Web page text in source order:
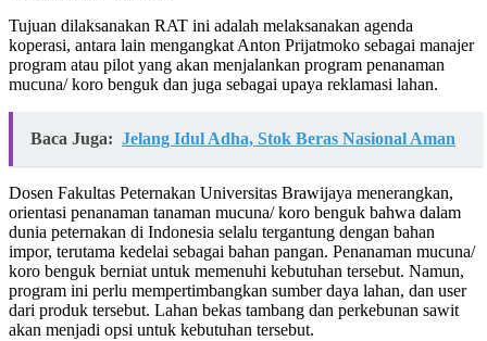
Tujuan dilaksanakan RAT ini adalah melaksanakan agenda
koperasi, antara lain mengangkat Anton Prijatmoko sebagai manajer
program atau pilot yang akan menjalankan program penanaman
mucuna/ koro benguk dan juga sebagai upaya reklamasi lahan.
Baca Juga: Jelang Idul Adha, Stok Beras Nasional Aman
Dosen Fakultas Peternakan Universitas Brawijaya menerangkan,
orientasi penanaman tanaman mucuna/ koro benguk bahwa dalam
dunia peternakan di Indonesia selalu tergantung dengan bahan
impor, terutama kedelai sebagai bahan pangan. Penanaman mucuna/
koro benguk berniat untuk memenuhi kebutuhan tersebut. Namun,
program ini perlu mempertimbangkan sumber daya lahan, dan user
dari produk tersebut. Lahan bekas tambang dan perkebunan sawit
akan menjadi opsi untuk kebutuhan tersebut.